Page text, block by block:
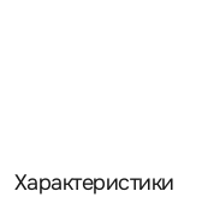
Характеристики